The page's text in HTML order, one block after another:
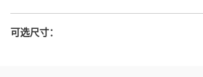
可选尺寸：